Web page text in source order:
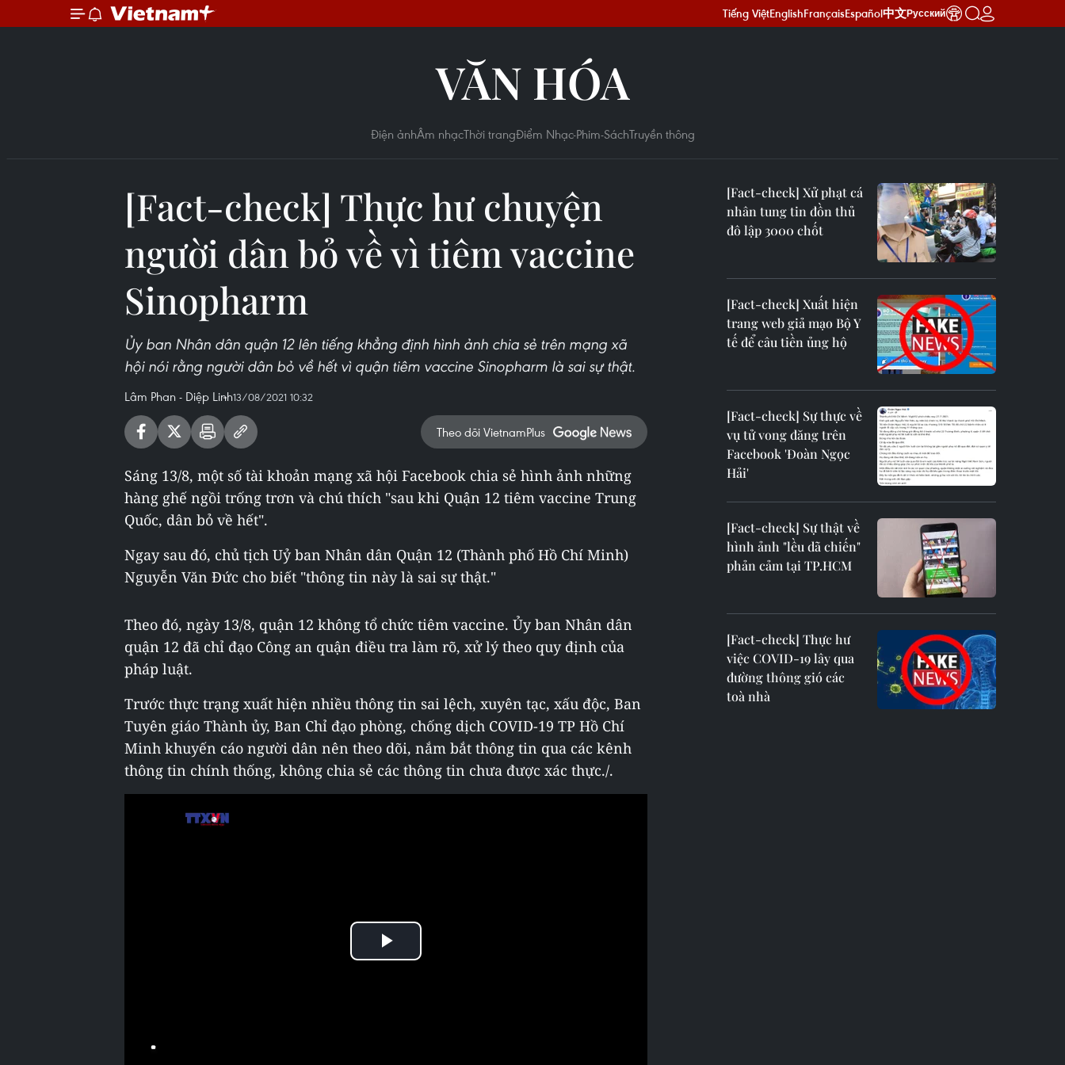
Tiếng ViệtEnglishFrançaisEspañol中文Русский
VĂN HÓA
Điện ảnhÂm nhạcThời trangĐiểm Nhạc-Phim-SáchTruyền thông
[Fact-check] Thực hư chuyện
người dân bỏ về vì tiêm vaccine
Sinopharm
Ủy ban Nhân dân quận 12 lên tiếng khẳng định hình ảnh chia sẻ trên mạng xã
hội nói rằng người dân bỏ về hết vì quận tiêm vaccine Sinopharm là sai sự thật.
Lâm Phan - Diệp Linh13/08/2021 10:32
Theo dõi VietnamPlus
Sáng 13/8, một số tài khoản mạng xã hội Facebook chia sẻ hình ảnh những
hàng ghế ngồi trống trơn và chú thích "sau khi Quận 12 tiêm vaccine Trung
Quốc, dân bỏ về hết".
Ngay sau đó, chủ tịch Uỷ ban Nhân dân Quận 12 (Thành phố Hồ Chí Minh)
Nguyễn Văn Đức cho biết "thông tin này là sai sự thật."
Theo đó, ngày 13/8, quận 12 không tổ chức tiêm vaccine. Ủy ban Nhân dân
quận 12 đã chỉ đạo Công an quận điều tra làm rõ, xử lý theo quy định của
pháp luật.
Trước thực trạng xuất hiện nhiều thông tin sai lệch, xuyên tạc, xấu độc, Ban
Tuyên giáo Thành ủy, Ban Chỉ đạo phòng, chống dịch COVID-19 TP Hồ Chí
Minh khuyến cáo người dân nên theo dõi, nắm bắt thông tin qua các kênh
thông tin chính thống, không chia sẻ các thông tin chưa được xác thực./.
Play
[Fact-check] Xử phạt cá
nhân tung tin đồn thủ
đô lập 3000 chốt
[Fact-check] Xuất hiện
trang web giả mạo Bộ Y
tế để câu tiền ủng hộ
[Fact-check] Sự thực về
vụ tử vong đăng trên
Facebook 'Đoàn Ngọc
Hải'
[Fact-check] Sự thật về
hình ảnh "lều dã chiến"
phản cảm tại TP.HCM
[Fact-check] Thực hư
việc COVID-19 lây qua
đường thông gió các
toà nhà